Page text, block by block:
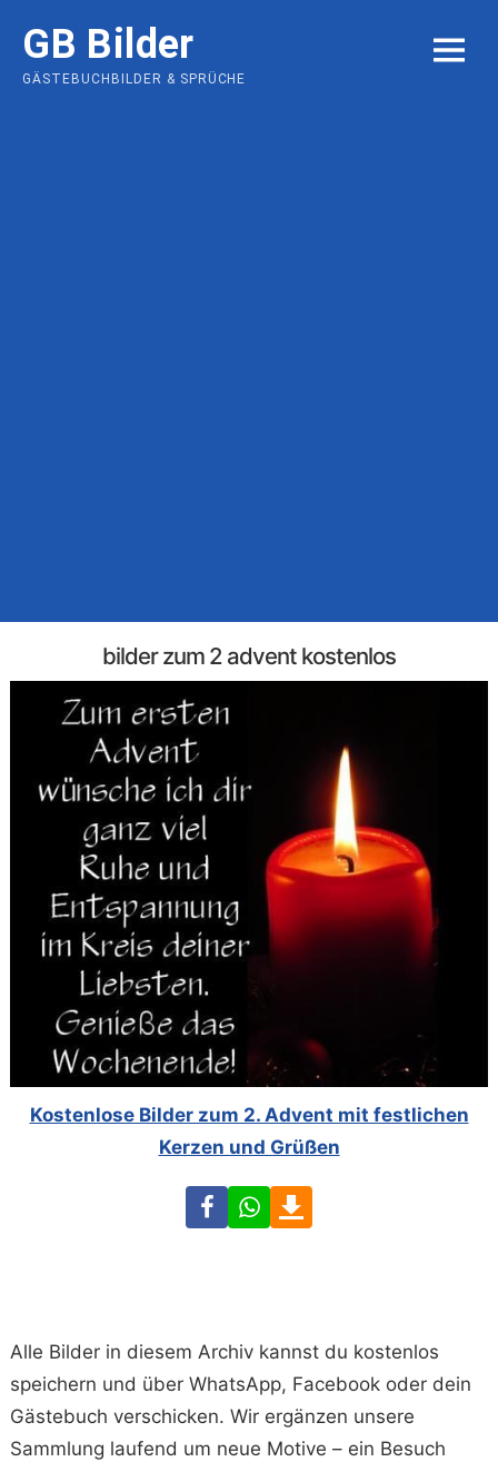
content
GB Bilder
GÄSTEBUCHBILDER & SPRÜCHE
MENU
bilder zum 2 advent kostenlos
Kostenlose Bilder zum 2. Advent mit festlichen
Kerzen und Grüßen
FacebookWhatsApp
Alle Bilder in diesem Archiv kannst du kostenlos
speichern und über WhatsApp, Facebook oder dein
Gästebuch verschicken. Wir ergänzen unsere
Sammlung laufend um neue Motive – ein Besuch